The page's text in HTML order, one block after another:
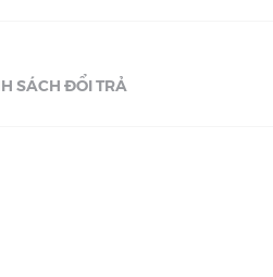
SÁCH ĐỔI TRẢ